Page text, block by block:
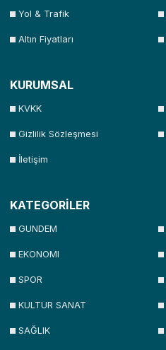
Yol & Trafik
Altın Fiyatları
KURUMSAL
KVKK
Gizlilik Sözleşmesi
İletişim
KATEGORİLER
GUNDEM
EKONOMI
SPOR
KULTUR SANAT
SAĞLIK